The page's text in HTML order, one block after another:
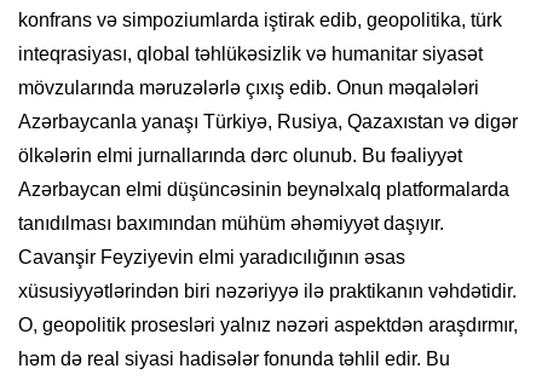
konfrans və simpoziumlarda iştirak edib, geopolitika, türk
inteqrasiyası, qlobal təhlükəsizlik və humanitar siyasət
mövzularında məruzələrlə çıxış edib. Onun məqalələri
Azərbaycanla yanaşı Türkiyə, Rusiya, Qazaxıstan və digər
ölkələrin elmi jurnallarında dərc olunub. Bu fəaliyyət
Azərbaycan elmi düşüncəsinin beynəlxalq platformalarda
tanıdılması baxımından mühüm əhəmiyyət daşıyır.
Cavanşir Feyziyevin elmi yaradıcılığının əsas
xüsusiyyətlərindən biri nəzəriyyə ilə praktikanın vəhdətidir.
O, geopolitik prosesləri yalnız nəzəri aspektdən araşdırmır,
həm də real siyasi hadisələr fonunda təhlil edir. Bu